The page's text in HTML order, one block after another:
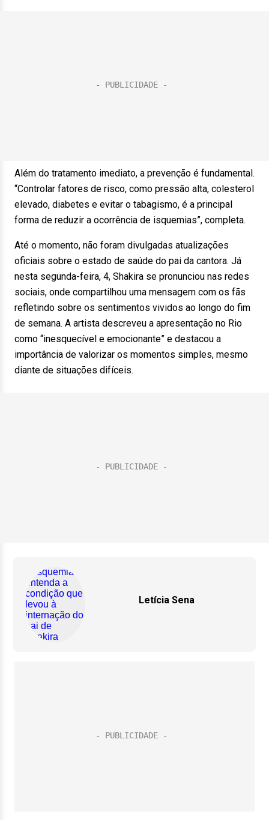
Além do tratamento imediato, a prevenção é fundamental.
“Controlar fatores de risco, como pressão alta, colesterol
elevado, diabetes e evitar o tabagismo, é a principal
forma de reduzir a ocorrência de isquemias”, completa.
Até o momento, não foram divulgadas atualizações
oficiais sobre o estado de saúde do pai da cantora. Já
nesta segunda-feira, 4, Shakira se pronunciou nas redes
sociais, onde compartilhou uma mensagem com os fãs
refletindo sobre os sentimentos vividos ao longo do fim
de semana. A artista descreveu a apresentação no Rio
como “inesquecível e emocionante” e destacou a
importância de valorizar os momentos simples, mesmo
diante de situações difíceis.
Letícia Sena